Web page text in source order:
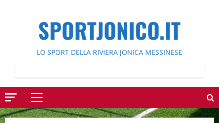
SPORTJONICO.IT
LO SPORT DELLA RIVIERA JONICA MESSINESE
Menu
principale